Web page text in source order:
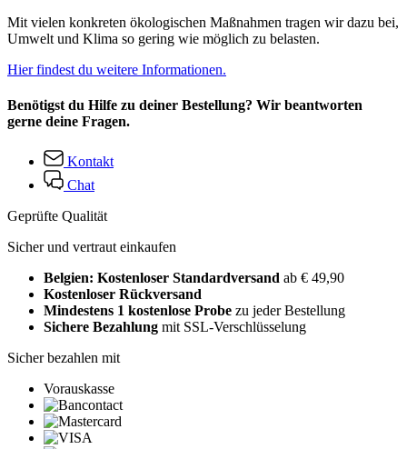
Mit vielen konkreten ökologischen Maßnahmen tragen wir dazu bei,
Umwelt und Klima so gering wie möglich zu belasten.
Hier findest du weitere Informationen.
Benötigst du Hilfe zu deiner Bestellung? Wir beantworten
gerne deine Fragen.
Kontakt
Chat
Geprüfte Qualität
Sicher und vertraut einkaufen
Belgien: Kostenloser Standardversand ab € 49,90
Kostenloser Rückversand
Mindestens 1 kostenlose Probe zu jeder Bestellung
Sichere Bezahlung mit SSL-Verschlüsselung
Sicher bezahlen mit
Vorauskasse